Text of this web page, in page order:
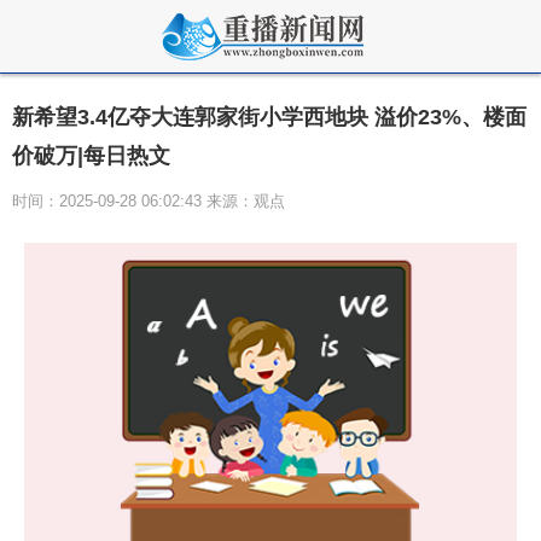
新希望3.4亿夺大连郭家街小学西地块 溢价23%、楼面
价破万|每日热文
时间：2025-09-28 06:02:43 来源：观点